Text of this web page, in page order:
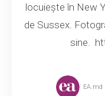
locuiește în New
de Sussex.
sine.
EA.md